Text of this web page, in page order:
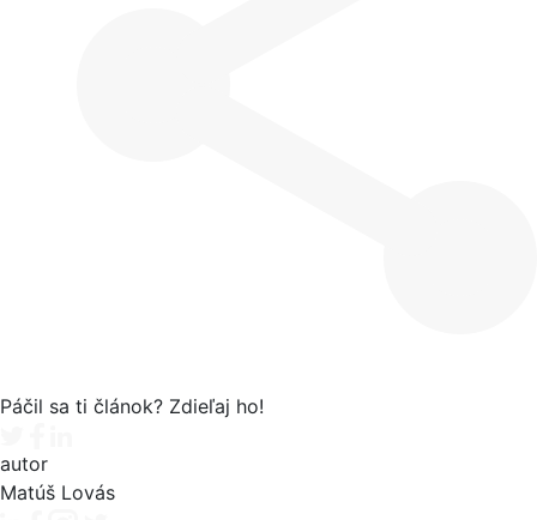
Páčil sa ti článok? Zdieľaj ho!
autor
Matúš Lovás